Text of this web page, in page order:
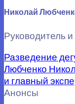
Николай
Руководитель
Разведение
Любченко
и главный
Анонсы